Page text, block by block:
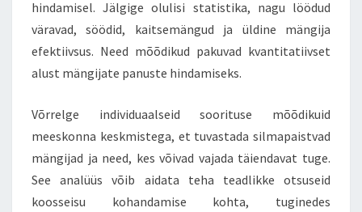
hindamisel. Jälgige olulisi statistika, nagu löödud
väravad, söödid, kaitsemängud ja üldine mängija
efektiivsus. Need mõõdikud pakuvad kvantitatiivset
alust mängijate panuste hindamiseks.
Võrrelge individuaalseid soorituse mõõdikuid
meeskonna keskmistega, et tuvastada silmapaistvad
mängijad ja need, kes võivad vajada täiendavat tuge.
See analüüs võib aidata teha teadlikke otsuseid
koosseisu kohandamise kohta, tuginedes